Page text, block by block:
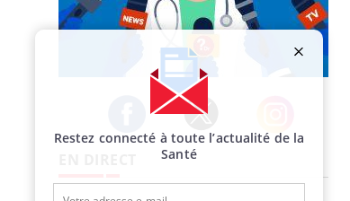
Facebook Twitter Instagram
Restez connecté à toute l’actualité de la
Santé